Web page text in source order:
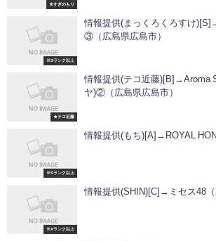
★すぎのもり
※Sランク以上
情報提供(まっくろくろすけ
③（広島県広島市）
★テコ近藤
情報提供(テコ近藤)[B]→Aroma
ヤ)②（広島県広島市）
※Sランク以上
情報提供(もち)[A]→ROYAL
※Aランク以上
情報提供(SHIN)[C]→ミセス48（